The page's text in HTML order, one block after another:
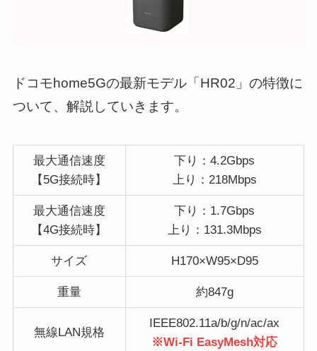
ドコモhome5Gの最新モデル「HR02」の特徴に
ついて、解説していきます。
最大通信速度
【5G接続時】
下り：4.2Gbps
上り：218Mbps
最大通信速度
【4G接続時】
下り：1.7Gbps
上り：131.3Mbps
サイズ H170×W95×D95
重量 約847g
無線LAN規格
IEEE802.11a/b/g/n/ac/ax
※Wi-Fi EasyMesh対応